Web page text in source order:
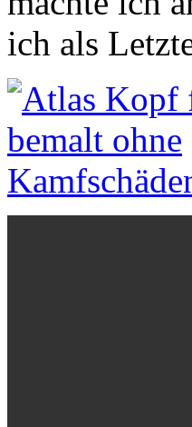
ich als